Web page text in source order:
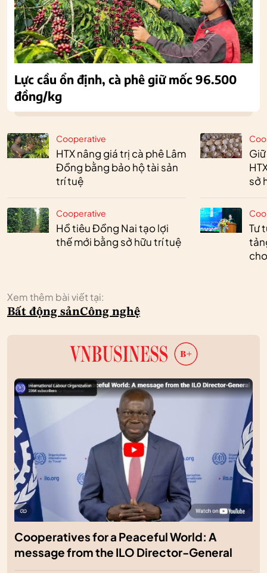
Cooperative
HTX nâng giá trị cà phê Lâm
Đồng bằng bảo hộ tài sản
trí tuệ
Cooperative
Hồ tiêu Đồng Nai tạo lợi
thế mới bằng sở hữu trí tuệ
sở
Tư
Xem thêm bài viết tại:
Bất động sảnCông nghệ
Lực cầu ổn định, cà phê giữ mốc 96.500
đồng/kg
Cooperatives for a Peaceful World: A
message from the ILO Director-General